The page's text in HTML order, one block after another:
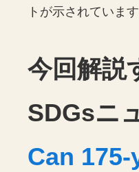
トが示されています
今回解説
SDGsニ
Can